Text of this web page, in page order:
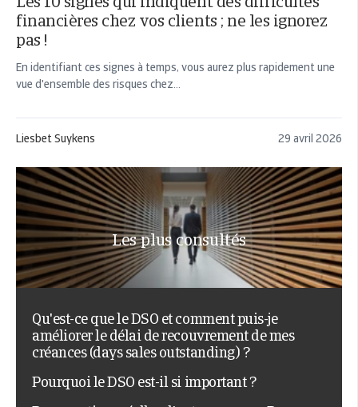
Les 10 signes qui indiquent des difficultés
financières chez vos clients ; ne les ignorez
pas !
En identifiant ces signes à temps, vous aurez plus rapidement une
vue d'ensemble des risques chez...
Liesbet Suykens 29 avril 2026
Les plus consultés
Qu'est-ce que le DSO et comment puis-je
améliorer le délai de recouvrement de mes
créances (days sales outstanding) ?
Pourquoi le DSO est-il si important ?